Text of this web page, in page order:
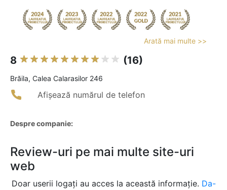
Arată mai multe >>
8 (16)
Brăila, Calea Calarasilor 246
Afișează numărul de telefon
Despre companie:
Review-uri pe mai multe site-uri
web
Doar userii logați au acces la această informație. Da-